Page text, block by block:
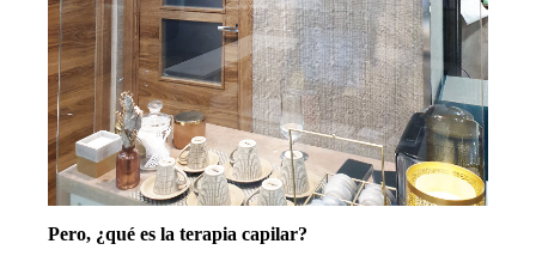
Pero, ¿qué es la terapia capilar?